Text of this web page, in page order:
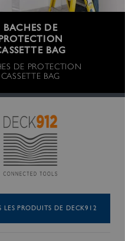
BACHES DE
BAG
DE PROTECTION
CASSETTE BAG
LES PRODUITS DE DECK912